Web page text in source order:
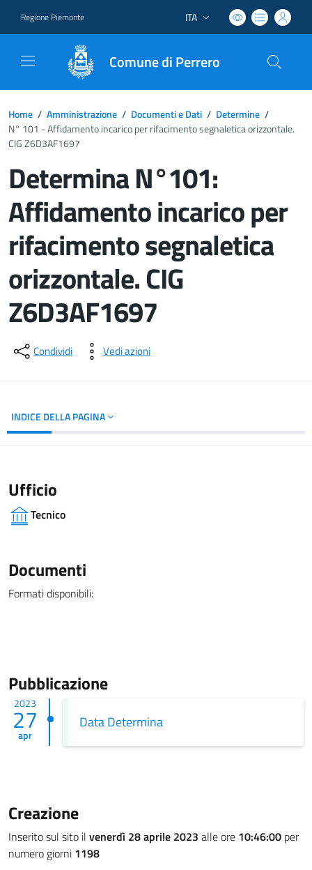
Regione Piemonte Lingua attiva:
ITA
Comune di Perrero
Home / Amministrazione / Documenti e Dati / Determine /
N° 101 - Affidamento incarico per rifacimento segnaletica orizzontale.
CIG Z6D3AF1697
Determina N°101:
Affidamento incarico per
rifacimento segnaletica
orizzontale. CIG
Z6D3AF1697
Dettagli del documento
Condividi Vedi azioni
INDICE DELLA PAGINA
Ufficio
Tecnico
Documenti
Formati disponibili:
Pubblicazione
2023
27
apr
Data Determina
Creazione
Inserito sul sito il venerdì 28 aprile 2023 alle ore 10:46:00 per
numero giorni 1198